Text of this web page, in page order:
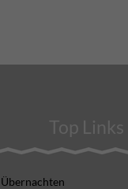
Top Links
Übernachten